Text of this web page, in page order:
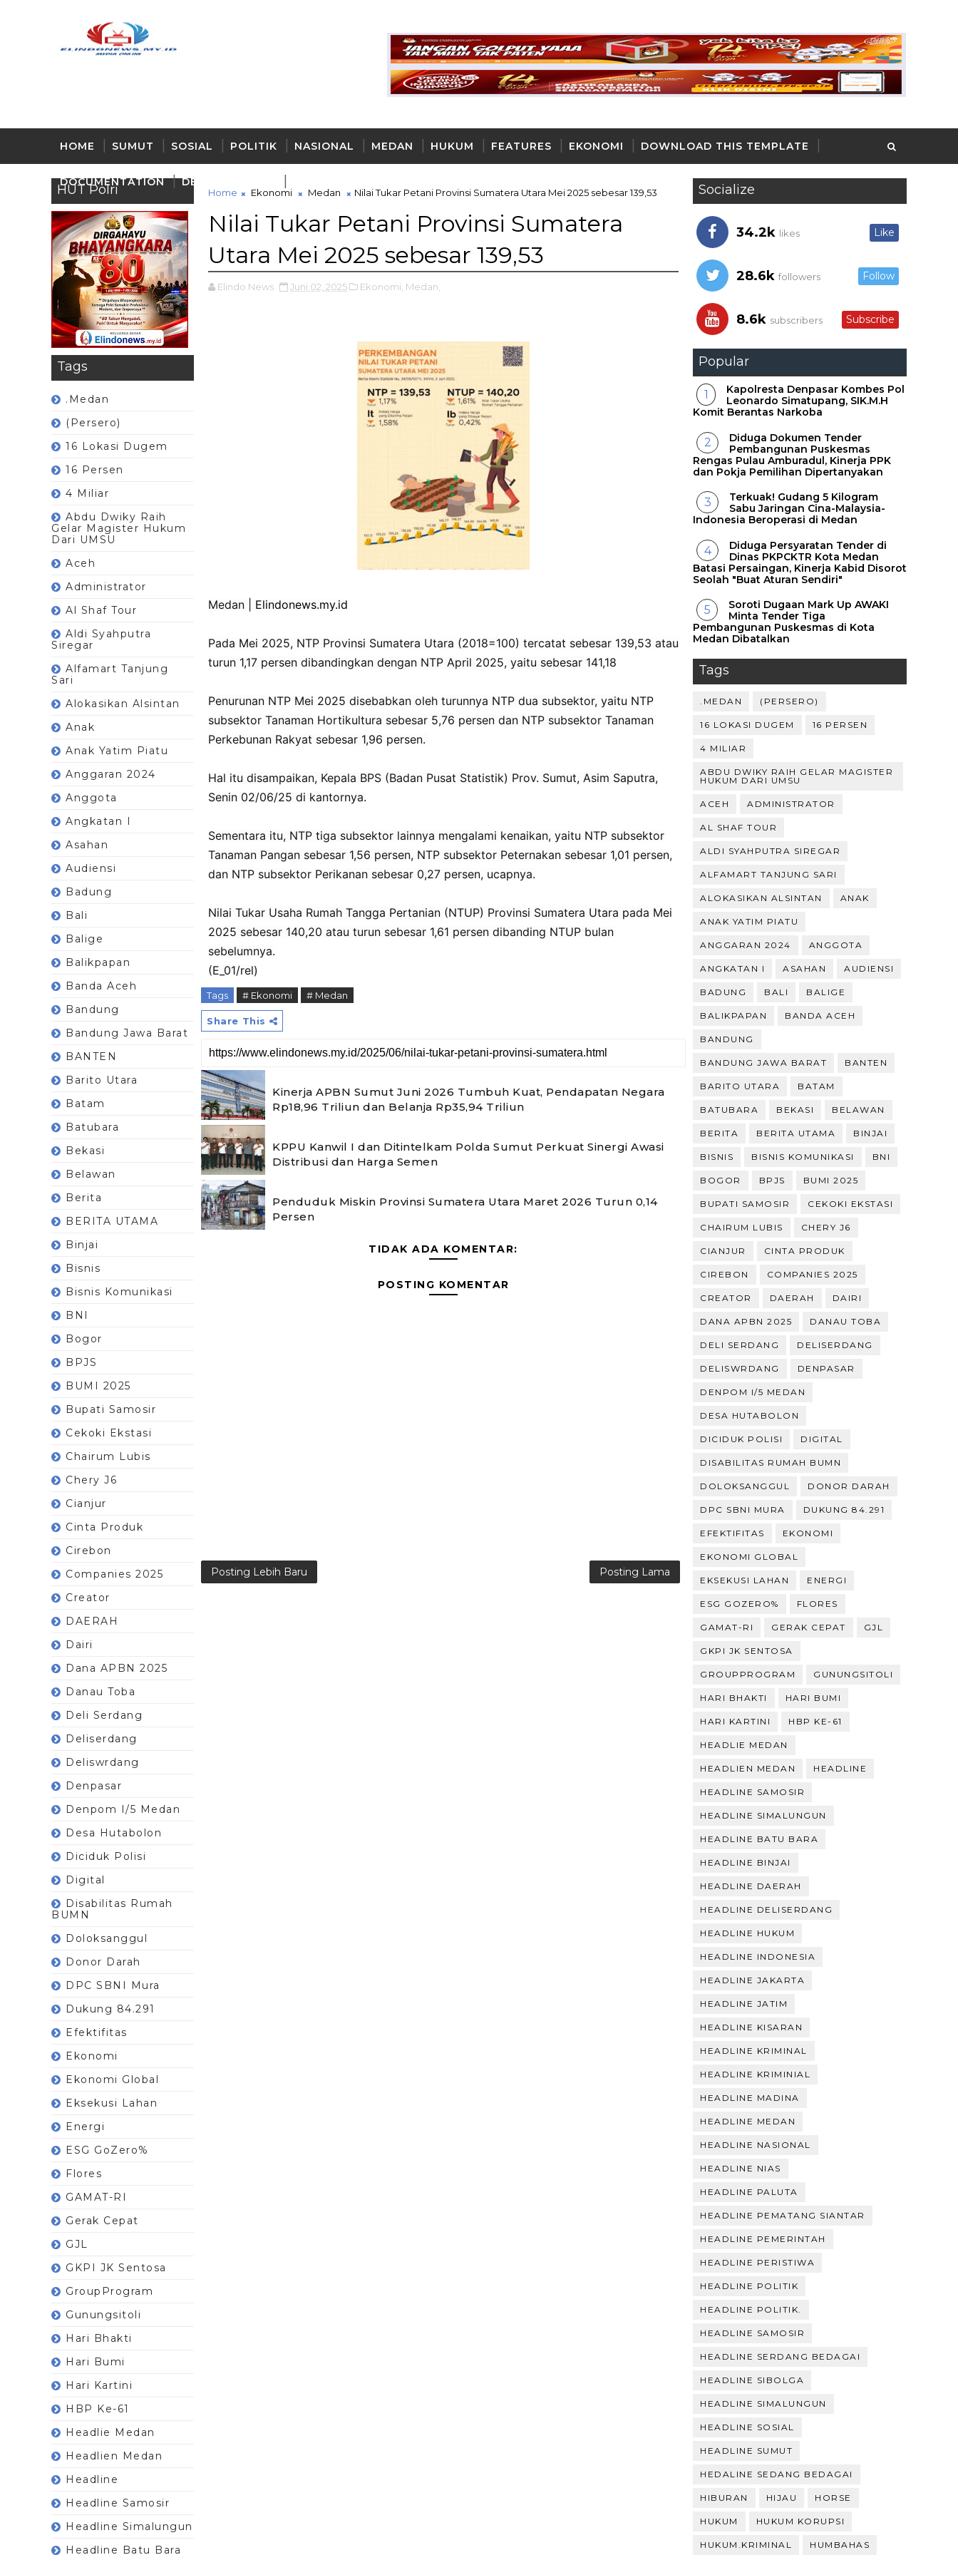
HOME SUMUT SOSIAL POLITIK NASIONAL MEDAN HUKUM FEATURES EKONOMI DOWNLOAD THIS TEMPLATE
DOCUMENTATION DELI - SERDANG
HUT Polri
Tags
.Medan
(Persero)
16 Lokasi Dugem
16 Persen
4 Miliar
Abdu Dwiky Raih
Gelar Magister Hukum
Dari UMSU
Aceh
Administrator
Al Shaf Tour
Aldi Syahputra
Siregar
Alfamart Tanjung
Sari
Alokasikan Alsintan
Anak
Anak Yatim Piatu
Anggaran 2024
Anggota
Angkatan I
Asahan
Audiensi
Badung
Bali
Balige
Balikpapan
Banda Aceh
Bandung
Bandung Jawa Barat
BANTEN
Barito Utara
Batam
Batubara
Bekasi
Belawan
Berita
BERITA UTAMA
Binjai
Bisnis
Bisnis Komunikasi
BNI
Bogor
BPJS
BUMI 2025
Bupati Samosir
Cekoki Ekstasi
Chairum Lubis
Chery J6
Cianjur
Cinta Produk
Cirebon
Companies 2025
Creator
DAERAH
Dairi
Dana APBN 2025
Danau Toba
Deli Serdang
Deliserdang
Deliswrdang
Denpasar
Denpom I/5 Medan
Desa Hutabolon
Diciduk Polisi
Digital
Disabilitas Rumah
BUMN
Doloksanggul
Donor Darah
DPC SBNI Mura
Dukung 84.291
Efektifitas
Ekonomi
Ekonomi Global
Eksekusi Lahan
Energi
ESG GoZero%
Flores
GAMAT-RI
Gerak Cepat
GJL
GKPI JK Sentosa
GroupProgram
Gunungsitoli
Hari Bhakti
Hari Bumi
Hari Kartini
HBP Ke-61
Headlie Medan
Headlien Medan
Headline
Headline Samosir
Headline Simalungun
Headline Batu Bara
Home Ekonomi Medan Nilai Tukar Petani Provinsi Sumatera Utara Mei 2025 sebesar 139,53
Nilai Tukar Petani Provinsi Sumatera
Utara Mei 2025 sebesar 139,53
Elindo News Juni 02, 2025 Ekonomi, Medan,
Medan | Elindonews.my.id
Pada Mei 2025, NTP Provinsi Sumatera Utara (2018=100) tercatat sebesar 139,53 atau
turun 1,17 persen dibandingkan dengan NTP April 2025, yaitu sebesar 141,18
Penurunan NTP Mei 2025 disebabkan oleh turunnya NTP dua subsektor, yaitu NTP
subsektor Tanaman Hortikultura sebesar 5,76 persen dan NTP subsektor Tanaman
Perkebunan Rakyat sebesar 1,96 persen.
Hal itu disampaikan, Kepala BPS (Badan Pusat Statistik) Prov. Sumut, Asim Saputra,
Senin 02/06/25 di kantornya.
Sementara itu, NTP tiga subsektor lainnya mengalami kenaikan, yaitu NTP subsektor
Tanaman Pangan sebesar 1,56 persen, NTP subsektor Peternakan sebesar 1,01 persen,
dan NTP subsektor Perikanan sebesar 0,27 persen, ucapnya.
Nilai Tukar Usaha Rumah Tangga Pertanian (NTUP) Provinsi Sumatera Utara pada Mei
2025 sebesar 140,20 atau turun sebesar 1,61 persen dibanding NTUP bulan
sebelumnya.
(E_01/rel)
Tags # Ekonomi # Medan
Share This
Kinerja APBN Sumut Juni 2026 Tumbuh Kuat, Pendapatan Negara
Rp18,96 Triliun dan Belanja Rp35,94 Triliun
KPPU Kanwil I dan Ditintelkam Polda Sumut Perkuat Sinergi Awasi
Distribusi dan Harga Semen
Penduduk Miskin Provinsi Sumatera Utara Maret 2026 Turun 0,14
Persen
TIDAK ADA KOMENTAR:
POSTING KOMENTAR
Posting Lebih Baru Posting Lama
Socialize
34.2k likes Like
28.6k followers Follow
8.6k subscribers Subscribe
Popular
Kapolresta Denpasar Kombes Pol
Leonardo Simatupang, SIK.M.H
Komit Berantas Narkoba
Diduga Dokumen Tender
Pembangunan Puskesmas
Rengas Pulau Amburadul, Kinerja PPK
dan Pokja Pemilihan Dipertanyakan
Terkuak! Gudang 5 Kilogram
Sabu Jaringan Cina-Malaysia-
Indonesia Beroperasi di Medan
Diduga Persyaratan Tender di
Dinas PKPCKTR Kota Medan
Batasi Persaingan, Kinerja Kabid Disorot
Seolah "Buat Aturan Sendiri"
Soroti Dugaan Mark Up AWAKI
Minta Tender Tiga
Pembangunan Puskesmas di Kota
Medan Dibatalkan
Tags
.MEDAN (PERSERO)
16 LOKASI DUGEM 16 PERSEN
4 MILIAR
ABDU DWIKY RAIH GELAR MAGISTER
HUKUM DARI UMSU
ACEH ADMINISTRATOR
AL SHAF TOUR
ALDI SYAHPUTRA SIREGAR
ALFAMART TANJUNG SARI
ALOKASIKAN ALSINTAN ANAK
ANAK YATIM PIATU
ANGGARAN 2024 ANGGOTA
ANGKATAN I ASAHAN AUDIENSI
BADUNG BALI BALIGE
BALIKPAPAN BANDA ACEH
BANDUNG
BANDUNG JAWA BARAT BANTEN
BARITO UTARA BATAM
BATUBARA BEKASI BELAWAN
BERITA BERITA UTAMA BINJAI
BISNIS BISNIS KOMUNIKASI BNI
BOGOR BPJS BUMI 2025
BUPATI SAMOSIR CEKOKI EKSTASI
CHAIRUM LUBIS CHERY J6
CIANJUR CINTA PRODUK
CIREBON COMPANIES 2025
CREATOR DAERAH DAIRI
DANA APBN 2025 DANAU TOBA
DELI SERDANG DELISERDANG
DELISWRDANG DENPASAR
DENPOM I/5 MEDAN
DESA HUTABOLON
DICIDUK POLISI DIGITAL
DISABILITAS RUMAH BUMN
DOLOKSANGGUL DONOR DARAH
DPC SBNI MURA DUKUNG 84.291
EFEKTIFITAS EKONOMI
EKONOMI GLOBAL
EKSEKUSI LAHAN ENERGI
ESG GOZERO% FLORES
GAMAT-RI GERAK CEPAT GJL
GKPI JK SENTOSA
GROUPPROGRAM GUNUNGSITOLI
HARI BHAKTI HARI BUMI
HARI KARTINI HBP KE-61
HEADLIE MEDAN
HEADLIEN MEDAN HEADLINE
HEADLINE SAMOSIR
HEADLINE SIMALUNGUN
HEADLINE BATU BARA
HEADLINE BINJAI
HEADLINE DAERAH
HEADLINE DELISERDANG
HEADLINE HUKUM
HEADLINE INDONESIA
HEADLINE JAKARTA
HEADLINE JATIM
HEADLINE KISARAN
HEADLINE KRIMINAL
HEADLINE KRIMINIAL
HEADLINE MADINA
HEADLINE MEDAN
HEADLINE NASIONAL
HEADLINE NIAS
HEADLINE PALUTA
HEADLINE PEMATANG SIANTAR
HEADLINE PEMERINTAH
HEADLINE PERISTIWA
HEADLINE POLITIK
HEADLINE POLITIK.
HEADLINE SAMOSIR
HEADLINE SERDANG BEDAGAI
HEADLINE SIBOLGA
HEADLINE SIMALUNGUN
HEADLINE SOSIAL
HEADLINE SUMUT
HEDALINE SEDANG BEDAGAI
HIBURAN HIJAU HORSE
HUKUM HUKUM KORUPSI
HUKUM.KRIMINAL HUMBAHAS